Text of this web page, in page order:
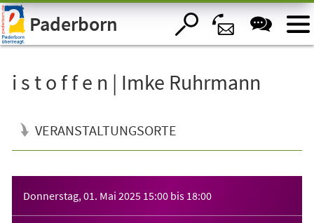
Visuelle
Assistenzsoftware
öffnen.Paderborn
i s t o f f e n | Imke Ruhrmann
VERANSTALTUNGSORTE
Donnerstag, 01. Mai 2025 15:00 bis 18:00